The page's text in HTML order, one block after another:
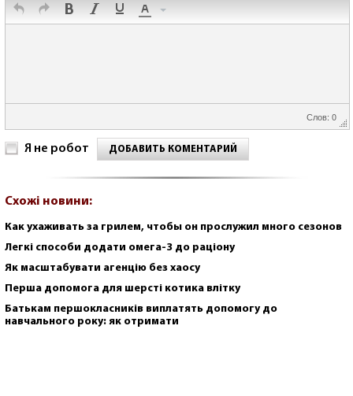
Слов: 0
Я не робот ДОБАВИТЬ КОМЕНТАРИЙ
Схожі новини:
Как ухаживать за грилем, чтобы он прослужил много сезонов
Легкі способи додати омега-3 до раціону
Як масштабувати агенцію без хаосу
Перша допомога для шерсті котика влітку
Батькам першокласників виплатять допомогу до
навчального року: як отримати